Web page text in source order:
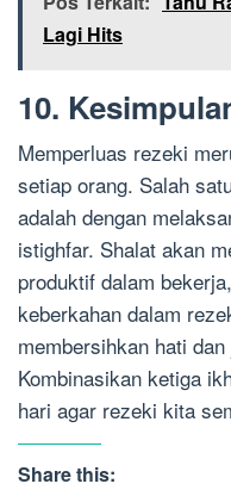
Lagi Hits
10.
Memperluas rezeki
setiap orang. Salah
adalah dengan
istighfar. Shalat akan
produktif dalam
keberkahan dalam
membersihkan hati
Kombinasikan ketiga
hari agar rezeki kita
Share this: